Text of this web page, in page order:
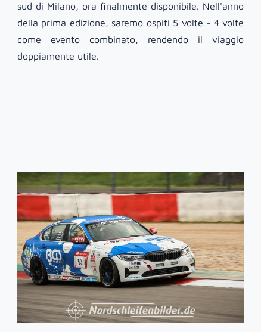
sud di Milano, ora finalmente disponibile. Nell'anno
della prima edizione, saremo ospiti 5 volte - 4 volte
come evento combinato, rendendo il viaggio
doppiamente utile.